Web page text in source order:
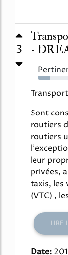
3
-
35%
Sont
routiers
routiers
leur
privées,
taxis, les
(VTC) ,
LIRE
Date: